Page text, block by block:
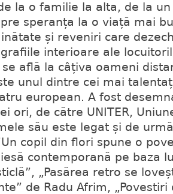
la o familie la alta, de la
speranța la o viață mai
și reveniri care
interioare ale
află la câțiva oameni
unul dintre cei mai
european. A fost
ori, de către UNITER,
său este legat și de
copil din flori spune o
contemporană pe baza
„Pasărea retro se
de Radu Afrim, „Povestiri